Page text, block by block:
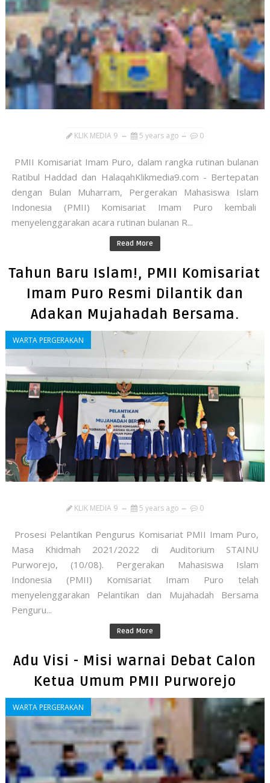
KLIK MEDIA 9 5 years ago 0
PMII Komisariat Imam Puro, dalam rangka rutinan bulanan
Ratibul Haddad dan HalaqahKlikmedia9.com - Bertepatan
dengan Bulan Muharram, Pergerakan Mahasiswa Islam
Indonesia (PMII) Komisariat Imam Puro kembali
menyelenggarakan acara rutinan bulanan R...
Read More
Tahun Baru Islam!, PMII Komisariat
Imam Puro Resmi Dilantik dan
Adakan Mujahadah Bersama.
WARTA PERGERAKAN
KLIK MEDIA 9 5 years ago 0
Prosesi Pelantikan Pengurus Komisariat PMII Imam Puro,
Masa Khidmah 2021/2022 di Auditorium STAINU
Purworejo, (10/08). Pergerakan Mahasiswa Islam
Indonesia (PMII) Komisariat Imam Puro telah
menyelenggarakan Pelantikan dan Mujahadah Bersama
Penguru...
Read More
Adu Visi - Misi warnai Debat Calon
Ketua Umum PMII Purworejo
WARTA PERGERAKAN